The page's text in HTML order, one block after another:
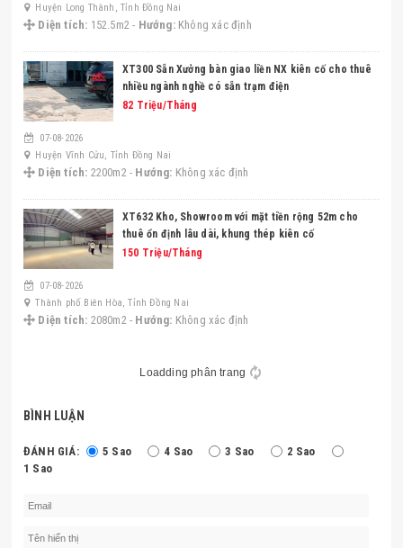
Huyện Long Thành, Tỉnh Đồng Nai
Diện tích: 152.5m2 - Hướng: Không xác định
XT300 Sẵn Xưởng bàn giao liền NX kiên cố cho thuê
nhiều ngành nghề có sẵn trạm điện
82 Triệu/Tháng
07-08-2026
Huyện Vĩnh Cửu, Tỉnh Đồng Nai
Diện tích: 2200m2 - Hướng: Không xác định
XT632 Kho, Showroom với mặt tiền rộng 52m cho
thuê ổn định lâu dài, khung thép kiên cố
150 Triệu/Tháng
07-08-2026
Thành phố Biên Hòa, Tỉnh Đồng Nai
Diện tích: 2080m2 - Hướng: Không xác định
3 4 Trang kế Trang cuối
BÌNH LUẬN